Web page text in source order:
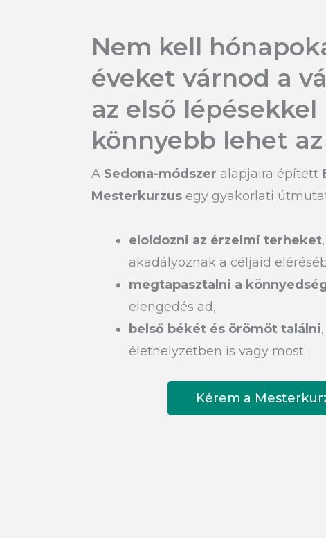
Nem kell
éveket várnod a
az első
könnyebb lehet
A Sedona-módszer alapjaira épített
Mesterkurzus egy gyakorlati
eloldozni az érzelmi terheket
akadályoznak a céljaid
megtapasztalni a
elengedés ad,
belső békét és örömöt találni
élethelyzetben is vagy most.
Kérem a